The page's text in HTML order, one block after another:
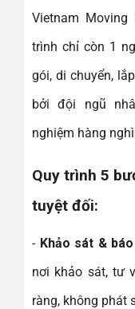
Vietnam
trình chỉ còn 1
gói, di chuyển,
bởi đội ngũ
nghiệm hàng
Quy trình 5
tuyệt đối:
- Khảo sát &
nơi khảo sát, tư
ràng, không phát